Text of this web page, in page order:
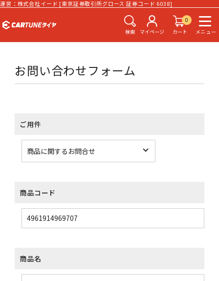
運営：株式会社イード [東京証券取引所グロース 証券コード 6038]
検索 マイページ
0
カート
メニュー
お問い合わせフォーム
ご用件
商品コード
商品名